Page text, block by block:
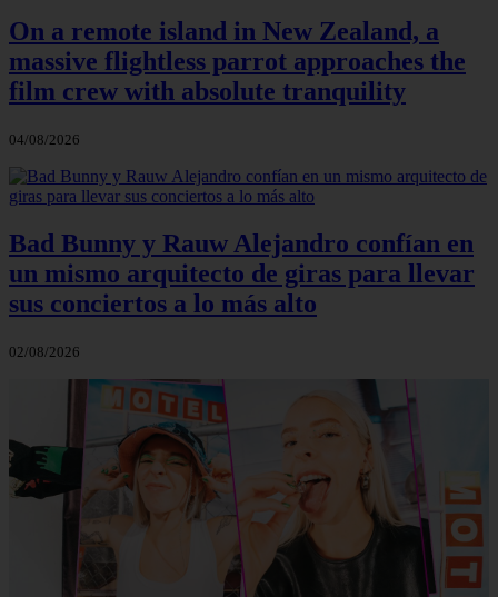
On a remote island in New Zealand, a
massive flightless parrot approaches the
film crew with absolute tranquility
04/08/2026
Bad Bunny y Rauw Alejandro confían en
un mismo arquitecto de giras para llevar
sus conciertos a lo más alto
02/08/2026